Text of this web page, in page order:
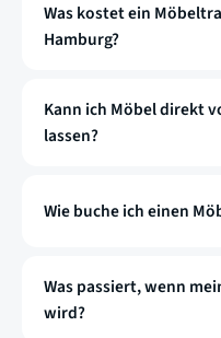
Was kostet ein
Hamburg?
Kann ich Möbel direkt
lassen?
Wie buche ich einen
Was passiert, wenn
wird?